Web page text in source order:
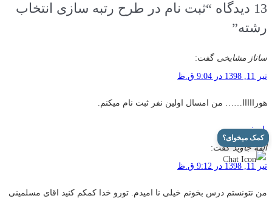
13 دیدگاه “ثبت نام در طرح رتبه سازی انتخاب
رشته”
ساناز مشایخی گفت:
تیر 11, 1398 در 9:04 ق.ظ
هورااااا…… من امسال اولین نفر ثبت نام میکنم.
پاسخ
الهه جاوید گفت:
تیر 11, 1398 در 9:12 ق.ظ
من نتونستم درس بخونم خیلی نا امیدم. تورو خدا کمکم کنید اقای مسلمینی
کمک میخوای؟